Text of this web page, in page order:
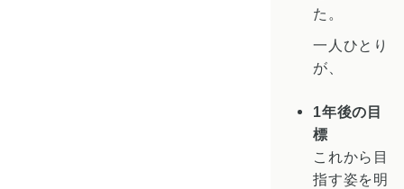
た。
一人ひとり
が、
1年後の目
標
これから目
指す姿を明